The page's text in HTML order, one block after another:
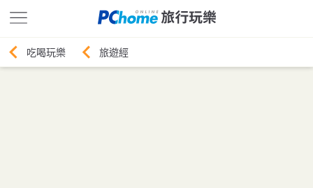
旅遊經